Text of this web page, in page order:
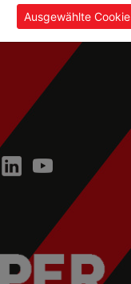
distributeurs
Ausgewählte